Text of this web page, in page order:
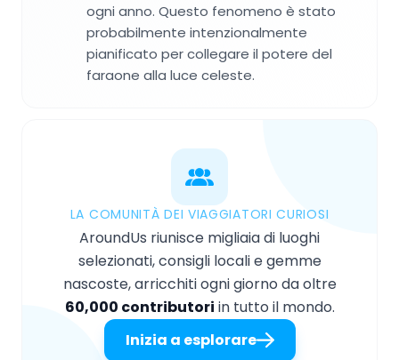
ogni anno. Questo fenomeno è stato
probabilmente intenzionalmente
pianificato per collegare il potere del
faraone alla luce celeste.
LA COMUNITÀ DEI VIAGGIATORI CURIOSI
AroundUs riunisce migliaia di luoghi
selezionati, consigli locali e gemme
nascoste, arricchiti ogni giorno da oltre
60,000 contributori in tutto il mondo.
Inizia a esplorare